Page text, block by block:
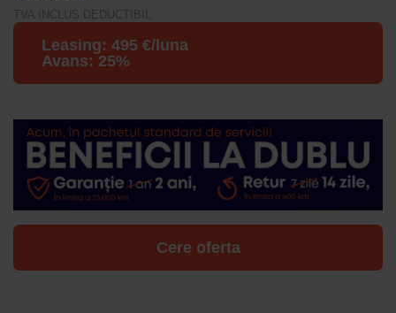
TVA INCLUS DEDUCTIBIL
Leasing: 495 €/luna
Avans: 25%
Cere oferta